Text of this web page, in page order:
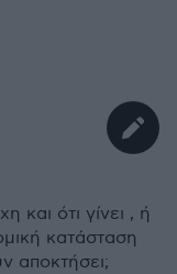
και ότι γίνει , ή
κατάσταση
αποκτήσει;